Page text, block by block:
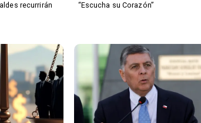
recurrirán
“Escucha su Corazón”